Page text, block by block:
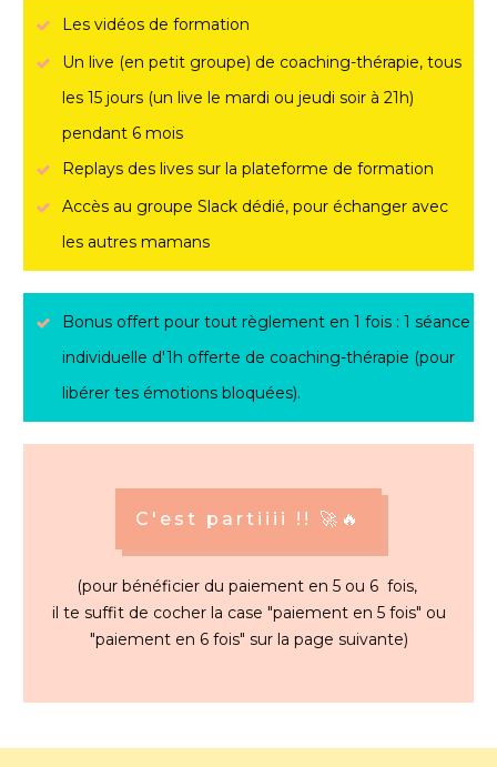
Les vidéos de formation
Un live (en petit groupe) de coaching-thérapie, tous
les 15 jours (un live le mardi ou jeudi soir à 21h)
pendant 6 mois
Replays des lives sur la plateforme de formation
Accès au groupe Slack dédié, pour échanger avec
les autres mamans
Bonus offert pour tout règlement en 1 fois : 1 séance
individuelle d'1h offerte de coaching-thérapie (pour
libérer tes émotions bloquées).
C'est partiiii !! 🚀🔥
(pour bénéficier du paiement en 5 ou 6 fois,
il te suffit de cocher la case "paiement en 5 fois" ou
"paiement en 6 fois" sur la page suivante)